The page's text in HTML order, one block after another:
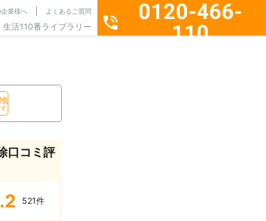
業様へ よくあるご質問
生活110番ライブラリー
0120-466-
110
口コミ評
521件